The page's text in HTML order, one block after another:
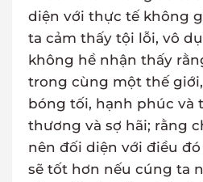
diện với thực tế không
ta cảm thấy tội lỗi, vô
không hề nhận thấy
trong cùng một thế
bóng tối, hạnh phúc và
thương và sợ hãi; rằng
nên đối diện với điều
sẽ tốt hơn nếu cúng ta